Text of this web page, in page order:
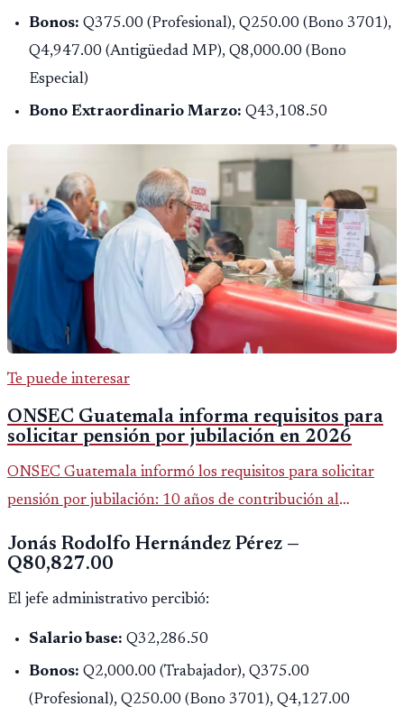
Bonos: Q375.00 (Profesional), Q250.00 (Bono 3701),
Q4,947.00 (Antigüedad MP), Q8,000.00 (Bono
Especial)
Bono Extraordinario Marzo: Q43,108.50
Te puede interesar
ONSEC Guatemala informa requisitos para
solicitar pensión por jubilación en 2026
ONSEC Guatemala informó los requisitos para solicitar
pensión por jubilación: 10 años de contribución al
importar edad.
Jonás Rodolfo Hernández Pérez —
Q80,827.00
El jefe administrativo percibió:
Salario base: Q32,286.50
Bonos: Q2,000.00 (Trabajador), Q375.00
(Profesional), Q250.00 (Bono 3701), Q4,127.00